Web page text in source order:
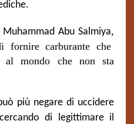
Abu Salmiya,
fornire carburante che
al mondo che non sta
più negare di uccidere
di legittimare il